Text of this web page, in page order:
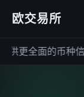
欧交易所
更全面的币种信